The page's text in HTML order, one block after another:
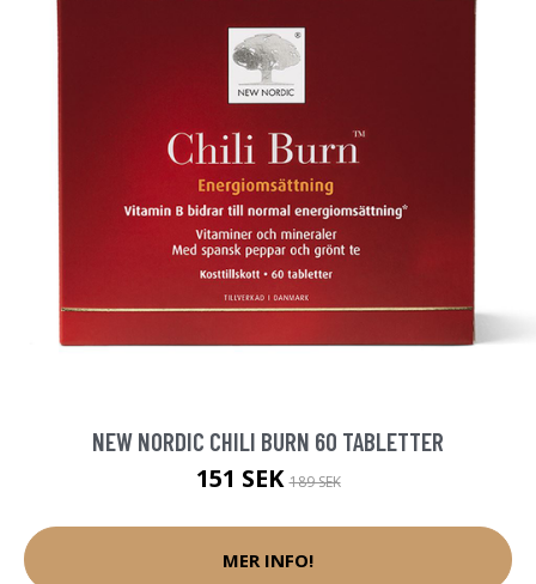
NEW NORDIC CHILI BURN 60 TABLETTER
151 SEK189 SEK
MER INFO!